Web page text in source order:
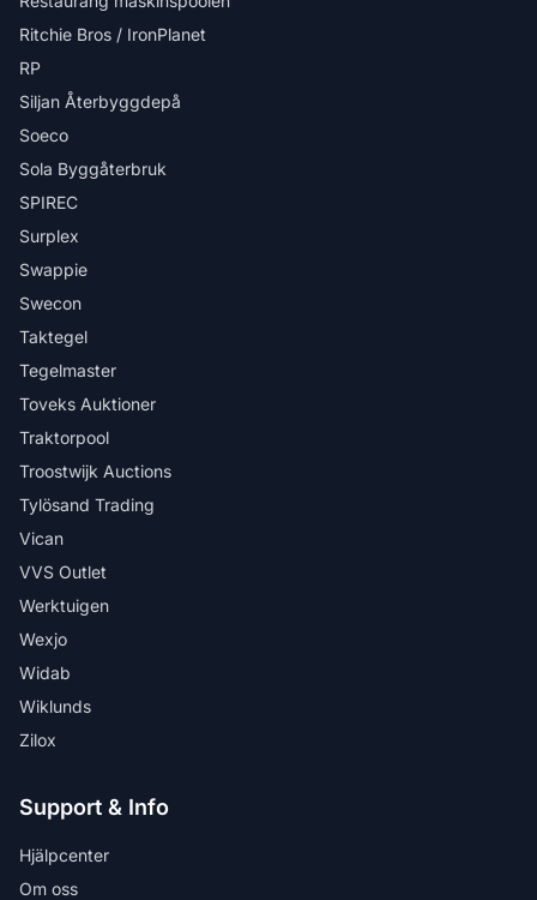
Ritchie Bros / IronPlanet
RP
Siljan Återbyggdepå
Soeco
Sola Byggåterbruk
SPIREC
Surplex
Swappie
Swecon
Taktegel
Tegelmaster
Toveks Auktioner
Traktorpool
Troostwijk Auctions
Tylösand Trading
Vican
VVS Outlet
Werktuigen
Wexjo
Widab
Wiklunds
Zilox
Support & Info
Hjälpcenter
Om oss